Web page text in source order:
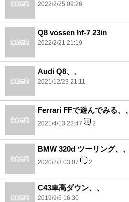
2022/2/25 09:26
Q8 vossen hf-7 23in
2022/2/21 21:19
Audi Q8、、
2021/12/23 21:11
Ferrari FFで遊んでみる、、
2021/4/13 22:47 2
BMW 320d ツーリング、、
2020/2/3 03:07 2
C43車高ダウン、、
2019/9/5 16:30